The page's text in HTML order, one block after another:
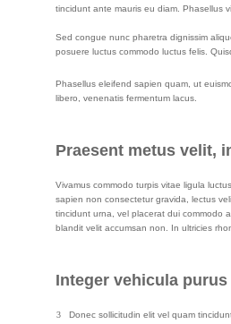
tincidunt ante mauris eu diam. Phasellus
Sed congue nunc pharetra dignissim
posuere luctus commodo luctus felis.
Phasellus eleifend sapien quam, ut
libero, venenatis fermentum lacus.
Praesent metus velit,
Vivamus commodo turpis vitae ligula
sapien non consectetur gravida, lectus
tincidunt urna, vel placerat dui commodo
blandit velit accumsan non. In ultricies
Integer vehicula
Donec sollicitudin elit vel quam